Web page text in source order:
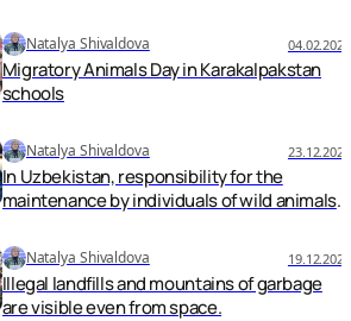
climate change, took place on April 2–3,
2025 in Samarkand.
Natalya Shivaldova 04.02.2025
Migratory Animals Day in Karakalpakstan
schools
Natalya Shivaldova 23.12.2024
In Uzbekistan, responsibility for the
maintenance by individuals of wild animals
Natalya Shivaldova 19.12.2024
Illegal landfills and mountains of garbage
are visible even from space.